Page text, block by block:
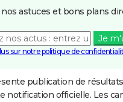
nos astuces et bons plans
Je
sur notre politique de
publication de
notification officielle. Les